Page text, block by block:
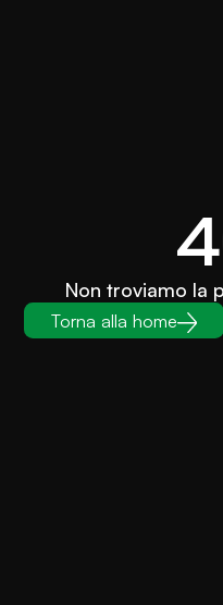
Non troviamo la
Torna alla home